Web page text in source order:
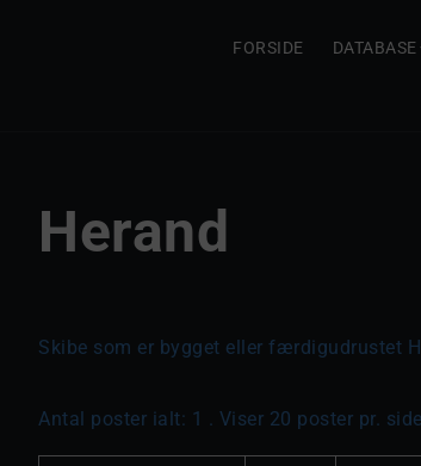
FORSIDE DATABASE
Herand
Skibe som er bygget eller færdigudrustet
Antal poster ialt: 1 . Viser 20 poster pr. side